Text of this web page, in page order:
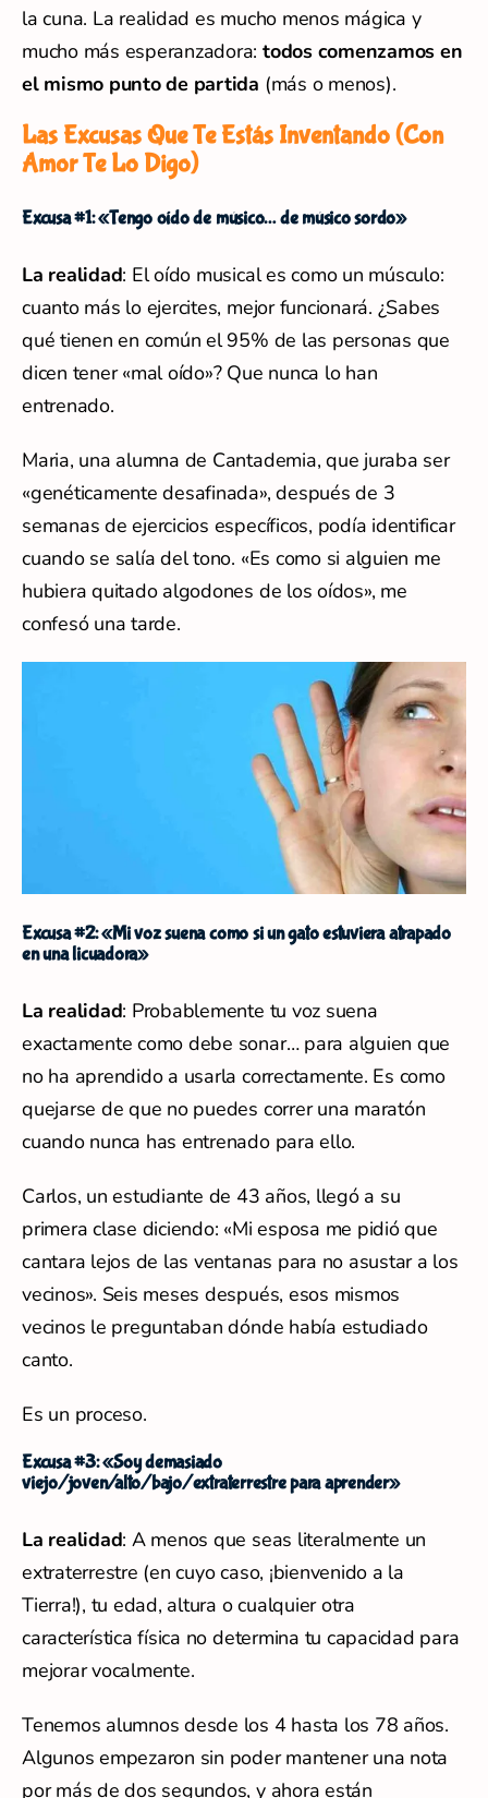
la cuna. La realidad es mucho menos mágica y
mucho más esperanzadora: todos comenzamos en
el mismo punto de partida (más o menos).
Las Excusas Que Te Estás Inventando (Con
Amor Te Lo Digo)
Excusa #1: «Tengo oído de músico… de músico sordo»
La realidad: El oído musical es como un músculo:
cuanto más lo ejercites, mejor funcionará. ¿Sabes
qué tienen en común el 95% de las personas que
dicen tener «mal oído»? Que nunca lo han
entrenado.
Maria, una alumna de Cantademia, que juraba ser
«genéticamente desafinada», después de 3
semanas de ejercicios específicos, podía identificar
cuando se salía del tono. «Es como si alguien me
hubiera quitado algodones de los oídos», me
confesó una tarde.
Excusa #2: «Mi voz suena como si un gato estuviera atrapado
en una licuadora»
La realidad: Probablemente tu voz suena
exactamente como debe sonar… para alguien que
no ha aprendido a usarla correctamente. Es como
quejarse de que no puedes correr una maratón
cuando nunca has entrenado para ello.
Carlos, un estudiante de 43 años, llegó a su
primera clase diciendo: «Mi esposa me pidió que
cantara lejos de las ventanas para no asustar a los
vecinos». Seis meses después, esos mismos
vecinos le preguntaban dónde había estudiado
canto.
Es un proceso.
Excusa #3: «Soy demasiado
viejo/joven/alto/bajo/extraterrestre para aprender»
La realidad: A menos que seas literalmente un
extraterrestre (en cuyo caso, ¡bienvenido a la
Tierra!), tu edad, altura o cualquier otra
característica física no determina tu capacidad para
mejorar vocalmente.
Tenemos alumnos desde los 4 hasta los 78 años.
Algunos empezaron sin poder mantener una nota
por más de dos segundos, y ahora están